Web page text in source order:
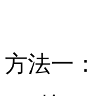
方法一：